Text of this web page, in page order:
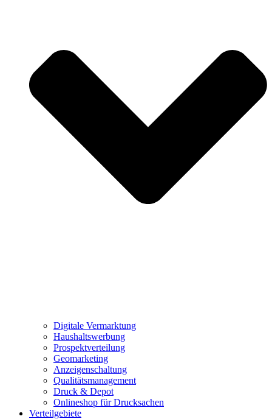
Digitale Vermarktung
Haushaltswerbung
Prospektverteilung
Geomarketing
Anzeigenschaltung
Qualitätsmanagement
Druck & Depot
Onlineshop für Drucksachen
Verteilgebiete